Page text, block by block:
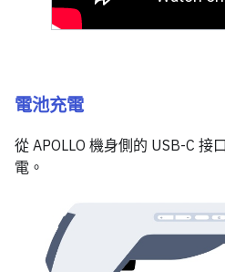
電池充電
從 APOLLO 機身側的 USB-C 接
電。